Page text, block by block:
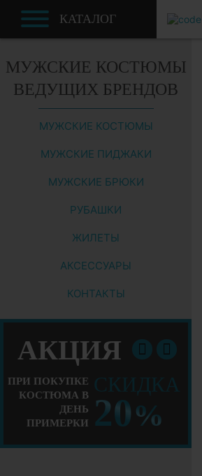
КАТАЛОГ
МУЖСКИЕ КОСТЮМЫ
ВЕДУЩИХ БРЕНДОВ
МУЖСКИЕ КОСТЮМЫ
МУЖСКИЕ ПИДЖАКИ
МУЖСКИЕ БРЮКИ
РУБАШКИ
ЖИЛЕТЫ
АКСЕССУАРЫ
КОНТАКТЫ
АКЦИЯ
ПРИ ПОКУПКЕ
КОСТЮМА В
ДЕНЬ
ПРИМЕРКИ
20%